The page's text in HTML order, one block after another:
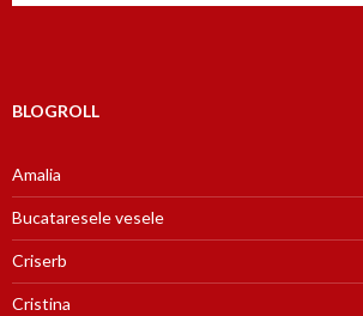
BLOGROLL
Amalia
Bucataresele vesele
Criserb
Cristina